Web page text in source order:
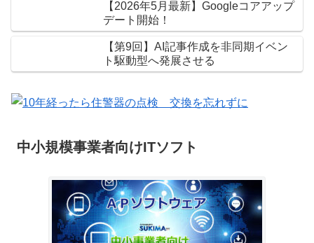
【2026年5月最新】Googleコアアップ
デート開始！
【第9回】AI記事作成を非同期イベン
ト駆動型へ発展させる
中小規模事業者向けITソフト